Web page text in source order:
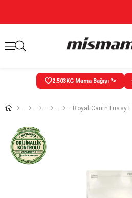
2.503KG Mama Bağışı 🐾
Royal Canin Fussy